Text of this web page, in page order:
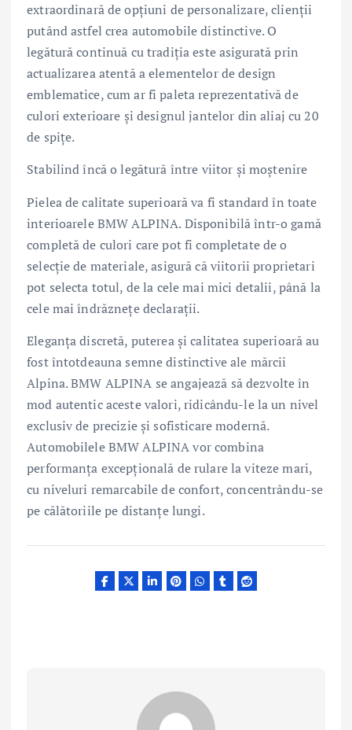
extraordinară de opțiuni de personalizare, clienţii
putând astfel crea automobile distinctive. O
legătură continuă cu tradiția este asigurată prin
actualizarea atentă a elementelor de design
emblematice, cum ar fi paleta reprezentativă de
culori exterioare și designul jantelor din aliaj cu 20
de spițe.
Stabilind încă o legătură între viitor și moștenire
Pielea de calitate superioară va fi standard în toate
interioarele BMW ALPINA. Disponibilă într-o gamă
completă de culori care pot fi completate de o
selecție de materiale, asigură că viitorii proprietari
pot selecta totul, de la cele mai mici detalii, până la
cele mai îndrăznețe declarații.
Eleganţa discretă, puterea și calitatea superioară au
fost întotdeauna semne distinctive ale mărcii
Alpina. BMW ALPINA se angajează să dezvolte în
mod autentic aceste valori, ridicându-le la un nivel
exclusiv de precizie și sofisticare modernă.
Automobilele BMW ALPINA vor combina
performanța excepțională de rulare la viteze mari,
cu niveluri remarcabile de confort, concentrându-se
pe călătoriile pe distanțe lungi.